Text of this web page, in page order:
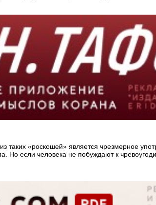
таких «роскошей» является чрезмерное
Но если человека не побуждают к